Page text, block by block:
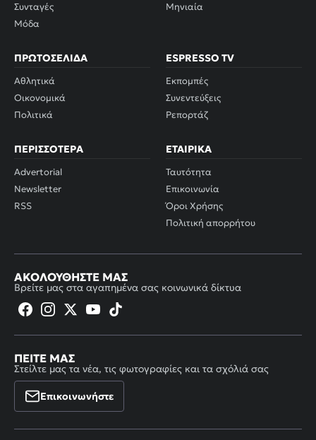
Συνταγές
Μόδα
Μηνιαία
ΠΡΩΤΟΣΈΛΙΔΑ
Αθλητικά
Οικονομικά
Πολιτικά
ESPRESSO TV
Εκπομπές
Συνεντεύξεις
Ρεπορτάζ
ΠΕΡΙΣΣΌΤΕΡΑ
Advertorial
Newsletter
RSS
ΕΤΑΙΡΙΚΆ
Ταυτότητα
Επικοινωνία
Όροι Χρήσης
Πολιτική απορρήτου
ΑΚΟΛΟΥΘΉΣΤΕ ΜΑΣ
Βρείτε μας στα αγαπημένα σας κοινωνικά δίκτυα
ΠΕΊΤΕ ΜΑΣ
Στείλτε μας τα νέα, τις φωτογραφίες και τα σχόλιά σας
Επικοινωνήστε